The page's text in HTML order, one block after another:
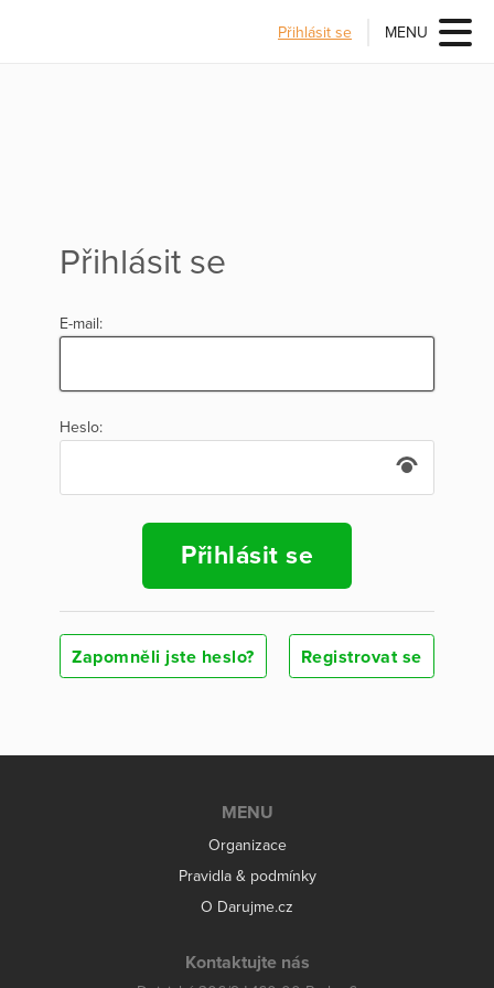
Přihlásit se MENU
Přihlásit se
E-mail:
Heslo:
Přihlásit se
Zapomněli jste heslo? Registrovat se
MENU
Organizace
Pravidla & podmínky
O Darujme.cz
Kontaktujte nás